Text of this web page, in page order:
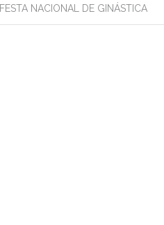
FESTA NACIONAL DE GINÁSTICA